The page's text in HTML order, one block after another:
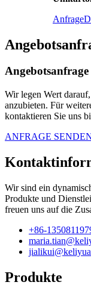
Anfrage
Angebotsanfrage
Wir legen Wert
anzubieten. Für
kontaktieren Sie uns
ANFRAGE
Wir sind ein
Produkte und
freuen uns auf die
+86-
Produkte